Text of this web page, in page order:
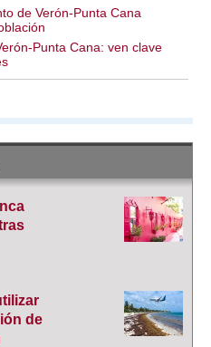
de Verón-Punta Cana
Punta Cana: ven clave
de